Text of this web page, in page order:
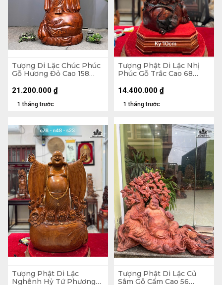
Tượng Di Lặc Chúc Phúc
Gỗ Hương Đỏ Cao 158
1 tháng trước
21.200.000 ₫
Tượng Phật Di Lặc Nhị
Phúc Gỗ Trắc Cao 68
1 tháng trước
14.400.000 ₫
Tượng Phật Di Lặc
Nghênh Hỷ Tứ Phương
Tượng Phật Di Lặc Củ
Sâm Gỗ Cẩm Cao 56